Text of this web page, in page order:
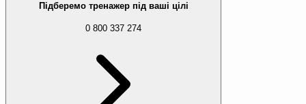
Підберемо тренажер під ваші цілі
0 800 337 274